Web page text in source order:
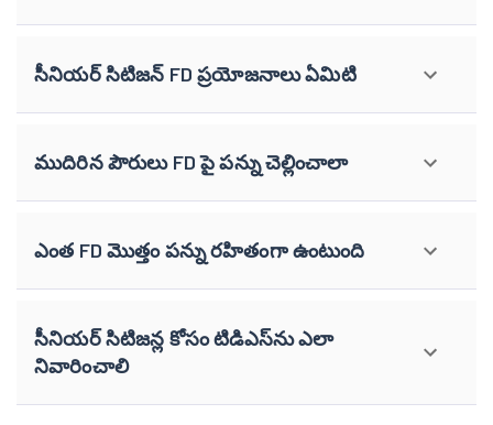
సీనియర్ సిటిజన్ FD ప్రయోజనాలు ఏమిటి
ముదిరిన పౌరులు FD పై పన్ను చెల్లించాలా
ఎంత FD మొత్తం పన్ను రహితంగా ఉంటుంది
సీనియర్ సిటిజన్ల కోసం టిడిఎస్‌ను ఎలా
నివారించాలి